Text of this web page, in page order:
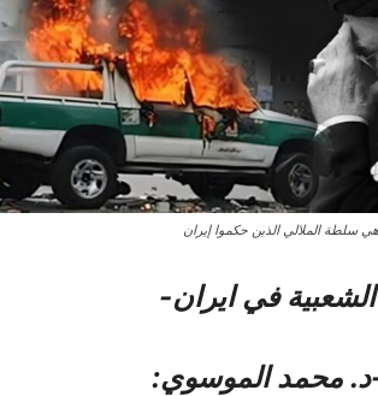
في ایران-
-د. محمد الموسوي: